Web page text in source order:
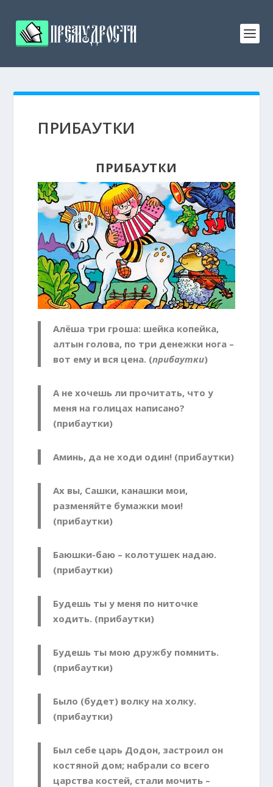
ПРИБАУТКИ
ПРИБАУТКИ
Алёша три гроша: шейка копейка,
алтын голова, по три денежки нога –
вот ему и вся цена. (прибаутки)
А не хочешь ли прочитать, что у
меня на голицах написано?
(прибаутки)
Аминь, да не ходи один! (прибаутки)
Ах вы, Сашки, канашки мои,
разменяйте бумажки мои!
(прибаутки)
Баюшки-баю – колотушек надаю.
(прибаутки)
Будешь ты у меня по ниточке
ходить. (прибаутки)
Будешь ты мою дружбу помнить.
(прибаутки)
Было (будет) волку на холку.
(прибаутки)
Был себе царь Додон, застроил он
костяной дом; набрали со всего
царства костей, стали мочить –